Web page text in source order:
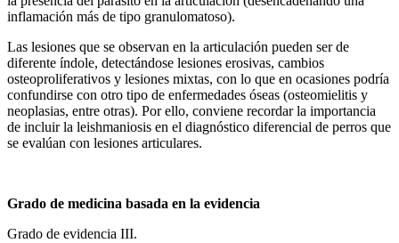
inflamación más de tipo granulomatoso).
Las lesiones que se observan en la articulación pueden ser de
diferente índole, detectándose lesiones erosivas, cambios
osteoproliferativos y lesiones mixtas, con lo que en ocasiones podría
confundirse con otro tipo de enfermedades óseas (osteomielitis y
neoplasias, entre otras). Por ello, conviene recordar la importancia
de incluir la leishmaniosis en el diagnóstico diferencial de perros que
se evalúan con lesiones articulares.
Grado de medicina basada en la evidencia
Grado de evidencia III.